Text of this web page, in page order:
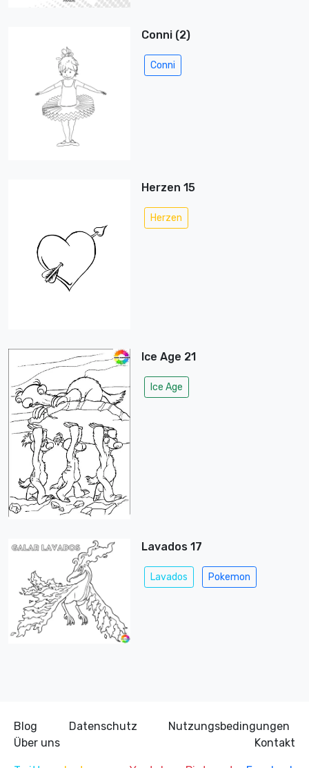
Conni (2)
Conni
Herzen 15
Herzen
Ice Age 21
Ice Age
Lavados 17
Lavados Pokemon
Blog Datenschutz
Nutzungsbedingungen
Über uns
Kontakt